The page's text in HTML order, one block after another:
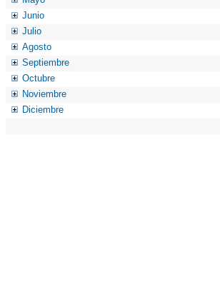
Junio
Julio
Agosto
Septiembre
Octubre
Noviembre
Diciembre